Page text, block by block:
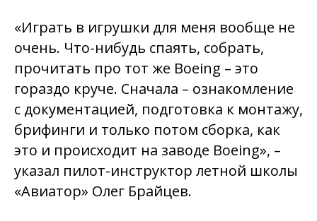
«Играть в игрушки для меня вообще не
очень. Что-нибудь спаять, собрать,
прочитать про тот же Boeing – это
гораздо круче. Сначала – ознакомление
с документацией, подготовка к монтажу,
брифинги и только потом сборка, как
это и происходит на заводе Boeing», –
указал пилот-инструктор летной школы
«Авиатор» Олег Брайцев.